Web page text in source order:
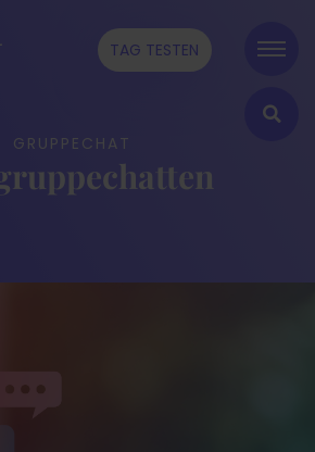
TAG TESTEN
GRUPPECHAT